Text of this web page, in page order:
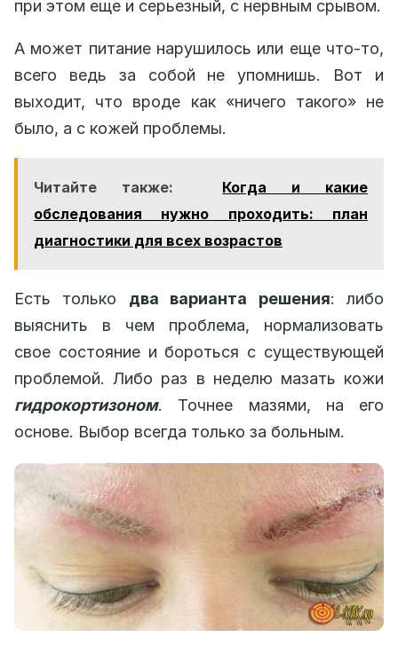
при этом еще и серьезный, с нервным срывом.
А может питание нарушилось или еще что-то,
всего ведь за собой не упомнишь. Вот и
выходит, что вроде как «ничего такого» не
было, а с кожей проблемы.
Читайте также:
Когда и какие
обследования нужно проходить: план
диагностики для всех возрастов
Есть только два варианта решения: либо
выяснить в чем проблема, нормализовать
свое состояние и бороться с существующей
проблемой. Либо раз в неделю мазать кожи
гидрокортизоном. Точнее мазями, на его
основе. Выбор всегда только за больным.